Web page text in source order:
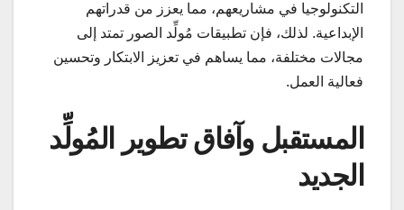
التكنولوجيا في مشاريعهم، مما يعزز من قدراتهم
الإبداعية. لذلك، فإن تطبيقات مُولِّد الصور تمتد إلى
مجالات مختلفة، مما يساهم في تعزيز الابتكار وتحسين
فعالية العمل.
المستقبل وآفاق تطوير المُولِّد
الجديد